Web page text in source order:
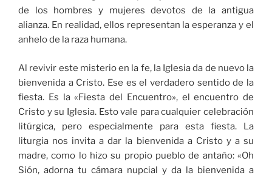
de los hombres y mujeres devotos de la antigua
alianza. En realidad, ellos representan la esperanza y el
anhelo de la raza humana.
Al revivir este misterio en la fe, la Iglesia da de nuevo la
bienvenida a Cristo. Ese es el verdadero sentido de la
fiesta. Es la «Fiesta del Encuentro», el encuentro de
Cristo y su Iglesia. Esto vale para cualquier celebración
litúrgica, pero especialmente para esta fiesta. La
liturgia nos invita a dar la bienvenida a Cristo y a su
madre, como lo hizo su propio pueblo de antaño: «Oh
Sión, adorna tu cámara nupcial y da la bienvenida a